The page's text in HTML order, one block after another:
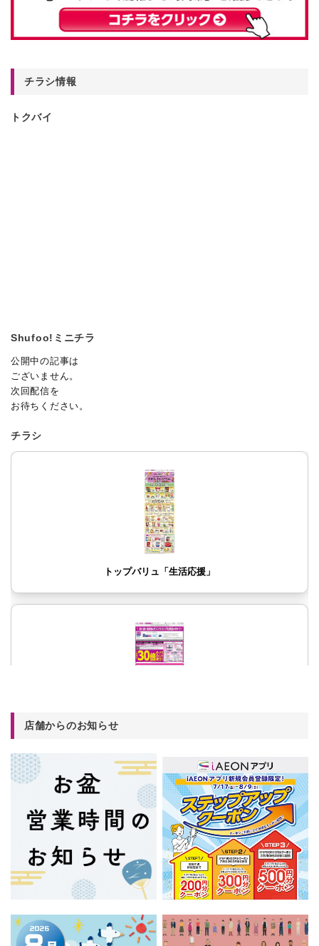
チラシ情報
トクバイ
Shufoo!ミニチラ
公開中の記事は
ございません。
次回配信を
お待ちください。
チラシ
店舗からのお知らせ